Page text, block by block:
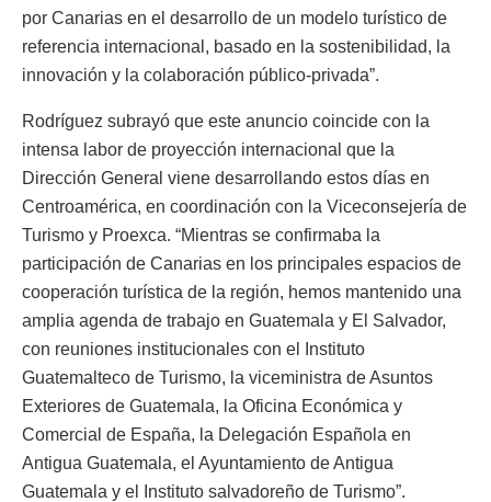
por Canarias en el desarrollo de un modelo turístico de
referencia internacional, basado en la sostenibilidad, la
innovación y la colaboración público-privada”.
Rodríguez subrayó que este anuncio coincide con la
intensa labor de proyección internacional que la
Dirección General viene desarrollando estos días en
Centroamérica, en coordinación con la Viceconsejería de
Turismo y Proexca. “Mientras se confirmaba la
participación de Canarias en los principales espacios de
cooperación turística de la región, hemos mantenido una
amplia agenda de trabajo en Guatemala y El Salvador,
con reuniones institucionales con el Instituto
Guatemalteco de Turismo, la viceministra de Asuntos
Exteriores de Guatemala, la Oficina Económica y
Comercial de España, la Delegación Española en
Antigua Guatemala, el Ayuntamiento de Antigua
Guatemala y el Instituto salvadoreño de Turismo”.